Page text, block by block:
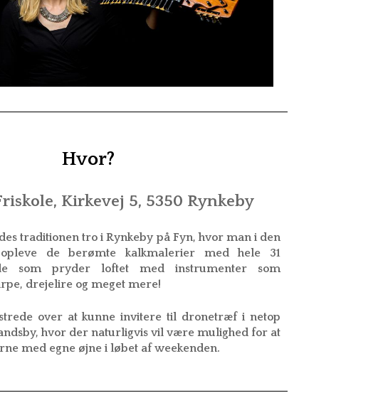
Hvor?
Kirkevej 5, 5350 Rynkeby
traditionen tro i Rynkeby på Fyn, hvor man i den
de berømte kalkmalerier med hele 31
som pryder loftet med instrumenter som
drejelire og meget mere!
over at kunne invitere til dronetræf i netop
hvor der naturligvis vil være mulighed for at
med egne øjne i løbet af weekenden.